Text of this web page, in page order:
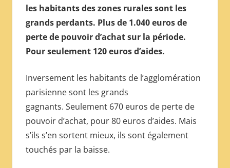
les habitants des zones rurales sont les
grands perdants. Plus de 1.040 euros de
perte de pouvoir d’achat sur la période.
Pour seulement 120 euros d’aides.
Inversement les habitants de l’agglomération
parisienne sont les grands
gagnants. Seulement 670 euros de perte de
pouvoir d’achat, pour 80 euros d’aides. Mais
s’ils s’en sortent mieux, ils sont également
touchés par la baisse.